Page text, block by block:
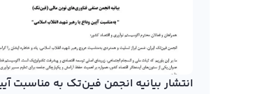
اطلاعات قیمت چینج را می‌توان تحلیل کرد
رابکس از خرید و فروش بیش از ۱۰۰۰ ارز دیجیتال پشتیبانی می‌کند. برای معامله رمز چینج، به صفحه
انتشار بیانیه انجمن فین‌تک به مناسبت